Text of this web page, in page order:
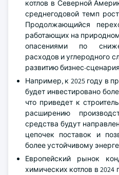
котлов в Северной
среднегодовой темп
Продолжающийся
работающих на
опасениями по
расходов и углеродного
развитию бизнес-
Например, к 2025 году в
будет инвестировано
что приведет к
расширению
средства будут
цепочек поставок и
более устойчивому
Европейский рынок
химических котлов в